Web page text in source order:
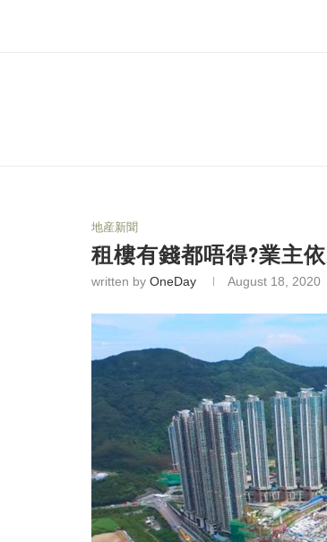
地産新聞
租樓有錢都唔得?業主
written by OneDay August 18, 2020